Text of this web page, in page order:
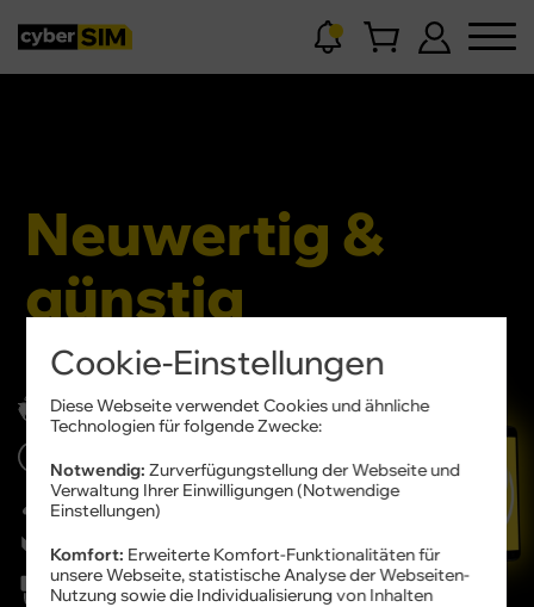
Neuwertig &
günstig
Refurbished Geräte
zum Vorteilspreis
Nachhaltig & preiswert
24 MonateGewährleistung
Cookie-Einstellungen
Diese Webseite verwendet Cookies und ähnliche
Technologien für folgende Zwecke:
Notwendig: Zurverfügungstellung der Webseite und
Verwaltung Ihrer Einwilligungen (Notwendige
Einstellungen)
Komfort: Erweiterte Komfort-Funktionalitäten für
unsere Webseite, statistische Analyse der Webseiten-
Nutzung sowie die Individualisierung von Inhalten